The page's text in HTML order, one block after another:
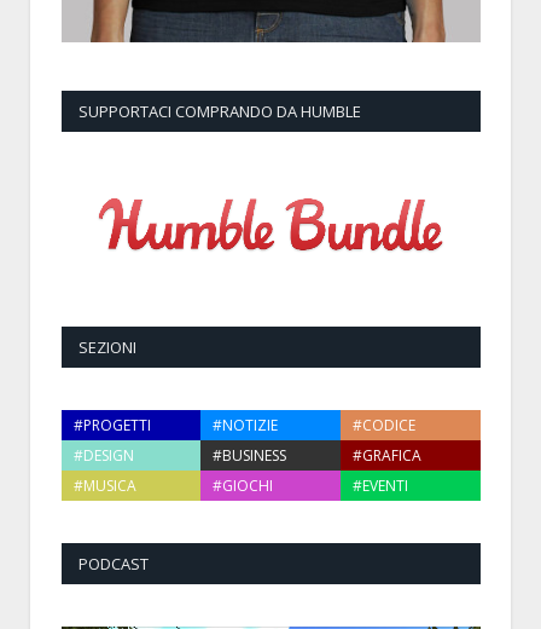
SUPPORTACI COMPRANDO DA HUMBLE
SEZIONI
#PROGETTI #NOTIZIE
#CODICE
#DESIGN
#BUSINESS
#GRAFICA
#MUSICA
#GIOCHI #EVENTI
PODCAST